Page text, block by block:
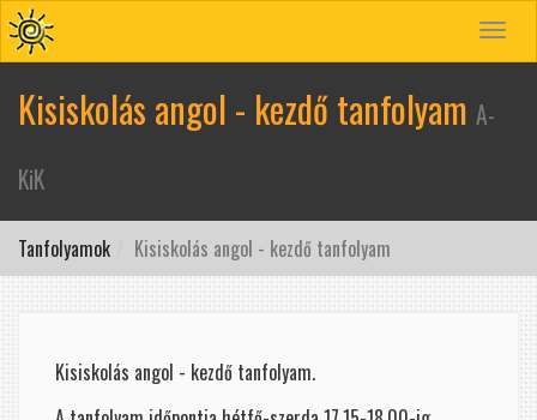
Toggle
Kisiskolás angol - kezdő tanfolyam A-
KiK
Tanfolyamok Kisiskolás angol - kezdő tanfolyam
Kisiskolás angol - kezdő tanfolyam.